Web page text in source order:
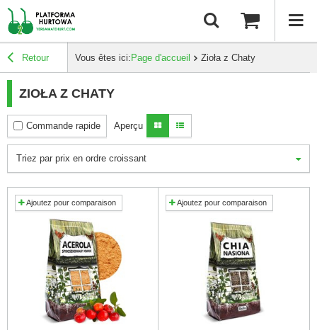
Retour Vous êtes ici: Page d'accueil Zioła z Chaty
ZIOŁA Z CHATY
Commande rapide Aperçu
Triez par prix en ordre croissant
Ajoutez pour comparaison Ajoutez pour comparaison